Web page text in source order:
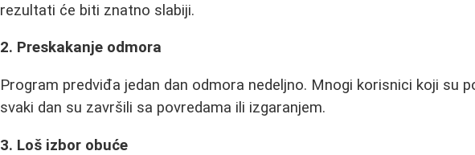
rezultati će biti znatno slabiji.
2. Preskakanje odmora
Program predviđa jedan dan odmora nedeljno. Mnogi korisnici koji su
svaki dan su završili sa povredama ili izgaranjem.
3. Loš izbor obuće